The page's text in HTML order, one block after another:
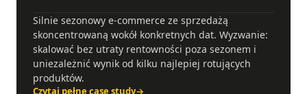
Silnie sezonowy e-commerce ze sprzedażą
skoncentrowaną wokół konkretnych dat. Wyzwanie:
skalować bez utraty rentowności poza sezonem i
uniezależnić wynik od kilku najlepiej rotujących
produktów.
Czytaj pełne case study→